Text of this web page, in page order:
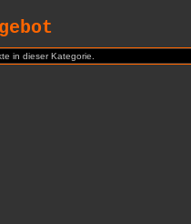
in dieser Kategorie.